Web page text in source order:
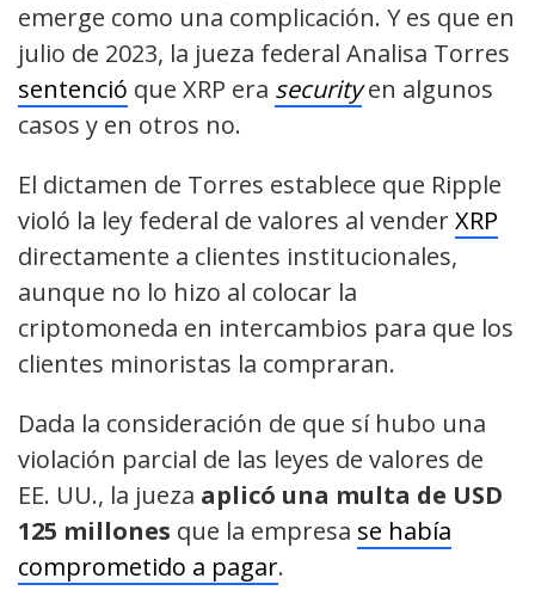
emerge como una complicación. Y es que en
julio de 2023, la jueza federal Analisa Torres
sentenció que XRP era security en algunos
casos y en otros no.
El dictamen de Torres establece que Ripple
violó la ley federal de valores al venderXRP
directamente a clientes institucionales,
aunque no lo hizo al colocar la
criptomoneda en intercambios para que los
clientes minoristas la compraran.
Dada la consideración de que sí hubo una
violación parcial de las leyes de valores de
EE. UU., la jueza aplicó una multa de USD
125 millones que la empresa se había
comprometido a pagar.